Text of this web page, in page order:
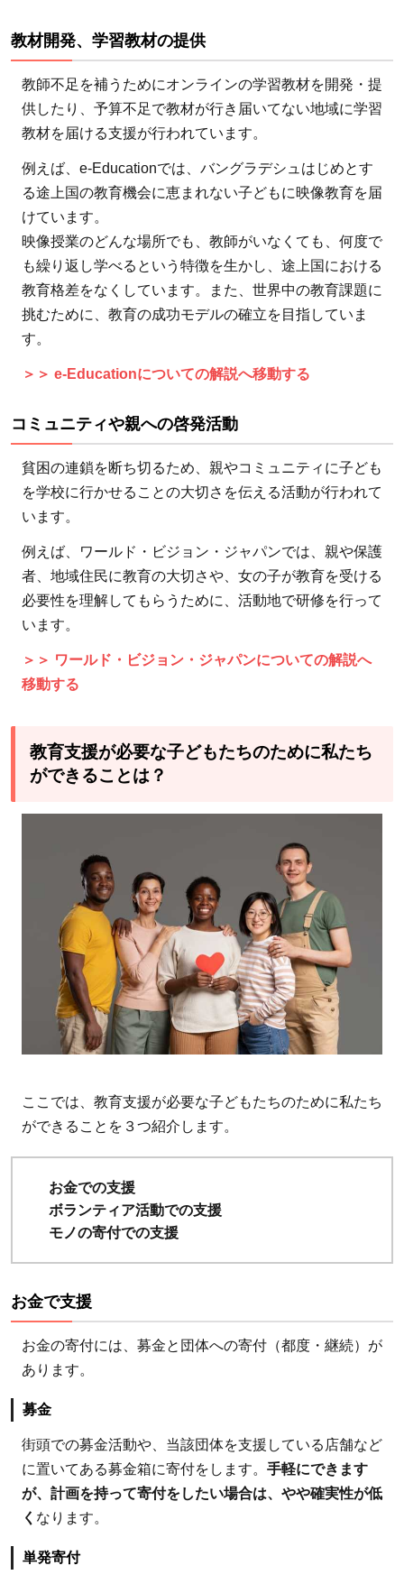
よ
あ
る5
つ
の
疑
問
と
回
答
8.1
のよ
方法
で世
界や
日本
たち
の教
育支
でき
る？
金と
モノ
がい
い？
8.2.1
関連記
事
8.3
3.寄
付は
よう
に使
8.4
4.寄
らか
らで
き
る？
付す
ると
確定
申告
要に
教材開発、学習教材の提供
教師不足を補うためにオンラインの学習教材を開発・提
供したり、予算不足で教材が行き届いてない地域に学習
教材を届ける支援が行われています。
例えば、e-Educationでは、バングラデシュはじめとす
る途上国の教育機会に恵まれない子どもに映像教育を届
けています。
映像授業のどんな場所でも、教師がいなくても、何度で
も繰り返し学べるという特徴を生かし、途上国における
教育格差をなくしています。また、世界中の教育課題に
挑むために、教育の成功モデルの確立を目指していま
す。
＞＞ e-Educationについての解説へ移動する
コミュニティや親への啓発活動
貧困の連鎖を断ち切るため、親やコミュニティに子ども
を学校に行かせることの大切さを伝える活動が行われて
います。
例えば、ワールド・ビジョン・ジャパンでは、親や保護
者、地域住民に教育の大切さや、女の子が教育を受ける
必要性を理解してもらうために、活動地で研修を行って
います。
＞＞ ワールド・ビジョン・ジャパンについての解説へ
移動する
教育支援が必要な子どもたちのために私たち
ができることは？
ここでは、教育支援が必要な子どもたちのために私たち
ができることを３つ紹介します。
お金での支援
ボランティア活動での支援
モノの寄付での支援
お金で支援
お金の寄付には、募金と団体への寄付（都度・継続）が
あります。
募金
街頭での募金活動や、当該団体を支援している店舗など
に置いてある募金箱に寄付をします。 手軽にできます
が、計画を持って寄付をしたい場合は、やや確実性が低
く なります。
単発寄付